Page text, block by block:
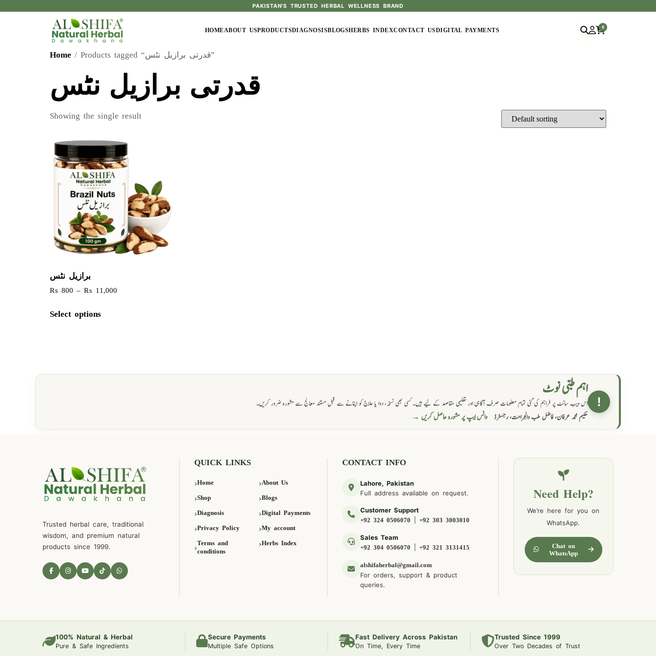
PAKISTAN'S TRUSTED HERBAL WELLNESS BRAND
HOMEABOUT USPRODUCTSDIAGNOSISBLOGSHERBS INDEXCONTACT USDIGITAL PAYMENTS
0
Home / Products tagged “قدرتی برازیل نٹس”
قدرتی برازیل نٹس
Showing the single result
برازیل نٹس
₨ 800 – ₨ 11,000
Select options
!
اہم طبی نوٹ
اس ویب سائٹ پر فراہم کی گئی تمام معلومات صرف آگاہی اور تعلیمی مقاصد کے لیے ہیں۔ کسی بھی نسخہ، دوا یا علاج کو اپنانے سے قبل مستند معالج سے مشورہ ضرور کریں۔
حکیم محمد عرفان، فاضل طب والجراحت، رجسٹرڈ واٹس ایپ پر مشورہ حاصل کریں →
Trusted herbal care, traditional
wisdom, and premium natural
products since 1999.
QUICK LINKS
Home About Us
Shop Blogs
Diagnosis Digital Payments
Privacy Policy My account
Terms and
conditions
Herbs Index
CONTACT INFO
Lahore, Pakistan
Full address available on request.
Customer Support
+92 324 0506070 |+92 303 3003010
Sales Team
+92 304 0506070 |+92 321 3131415
alshifaherbal@gmail.com
For orders, support & product
queries.
Need Help?
We’re here for you on
WhatsApp.
Chat on
WhatsApp
100% Natural & Herbal
Pure & Safe Ingredients
Secure Payments
Multiple Safe Options
Fast Delivery Across Pakistan
On Time, Every Time
Trusted Since 1999
Over Two Decades of Trust